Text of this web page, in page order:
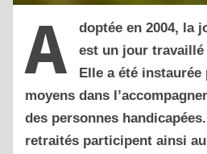
A
doptée en 2004, la
est un jour travaillé
Elle a été
moyens dans
des personnes
retraités participent ainsi